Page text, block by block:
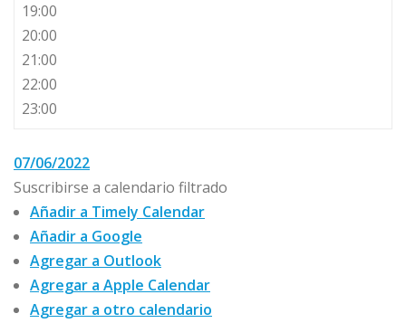
19:00
20:00
21:00
22:00
23:00
07/06/2022
Suscribirse a calendario filtrado
Añadir a Timely Calendar
Añadir a Google
Agregar a Outlook
Agregar a Apple Calendar
Agregar a otro calendario